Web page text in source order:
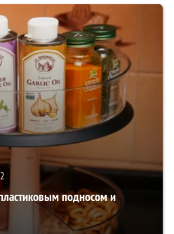
подносом и